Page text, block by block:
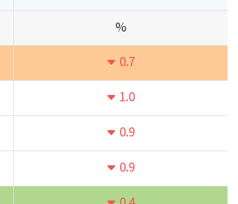
%
0.7
1.0
0.9
0.9